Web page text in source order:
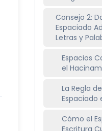
Consejo 2:
Espaciado
Letras y
Espacios
el
La Regla
Espaciado
Cómo el
Escritura